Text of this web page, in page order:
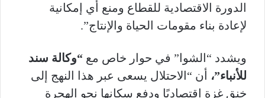
الدورة الاقتصادية للقطاع ومنع أي إمكانية
لإعادة بناء مقومات الحياة والإنتاج”.
ويشدد “الشوا” في حوار خاص مع “وكالة سند
للأنباء”، أن “الاحتلال يسعى عبر هذا النهج إلى
خنق غزة اقتصاديًا ودفع سكانها نحو الهجرة